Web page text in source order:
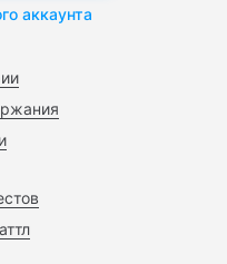
аккаунта